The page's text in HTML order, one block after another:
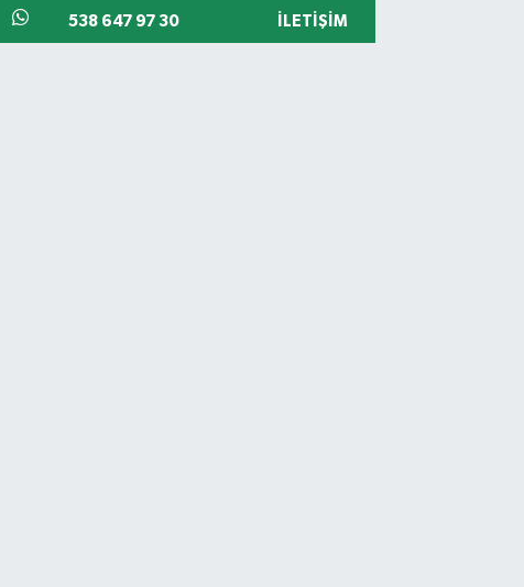
538 647 97 30 İLETIŞIM